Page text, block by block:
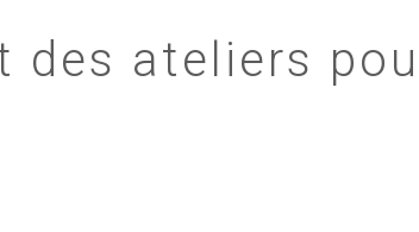
des ateliers